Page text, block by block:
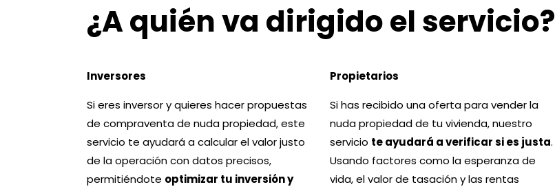
¿A quién va dirigido el servicio?
Inversores
Si eres inversor y quieres hacer propuestas
de compraventa de nuda propiedad, este
servicio te ayudará a calcular el valor justo
de la operación con datos precisos,
permitiéndote optimizar tu inversión y
Propietarios
Si has recibido una oferta para vender la
nuda propiedad de tu vivienda, nuestro
servicio te ayudará a verificar si es justa.
Usando factores como la esperanza de
vida, el valor de tasación y las rentas